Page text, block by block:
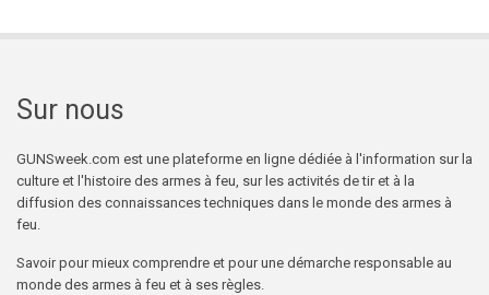
Sur nous
GUNSweek.com est une plateforme en ligne dédiée à l'information sur la
culture et l'histoire des armes à feu, sur les activités de tir et à la
diffusion des connaissances techniques dans le monde des armes à
feu.
Savoir pour mieux comprendre et pour une démarche responsable au
monde des armes à feu et à ses règles.